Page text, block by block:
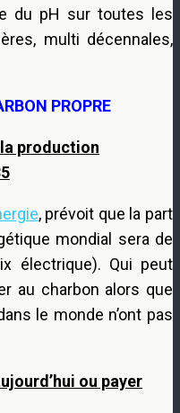
du pH sur toutes les
multi décennales,
PROPRE
la production
, prévoit que la part
mondial sera de
électrique). Qui peut
au charbon alors que
le monde n’ont pas
ou payer